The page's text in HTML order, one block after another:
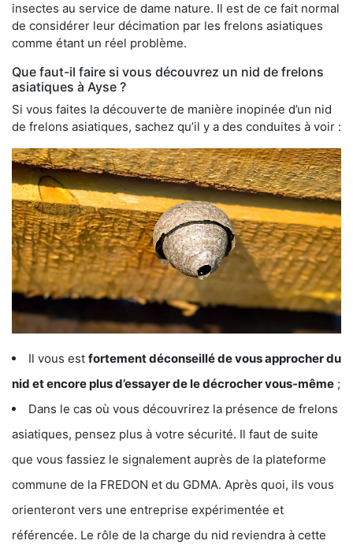
insectes au service de dame nature. Il est de ce fait normal
de considérer leur décimation par les frelons asiatiques
comme étant un réel problème.
Que faut-il faire si vous découvrez un nid de frelons
asiatiques à Ayse ?
Si vous faites la découverte de manière inopinée d’un nid
de frelons asiatiques, sachez qu’il y a des conduites à voir :
Il vous est fortement déconseillé de vous approcher du
nid et encore plus d’essayer de le décrocher vous-même ;
Dans le cas où vous découvrirez la présence de frelons
asiatiques, pensez plus à votre sécurité. Il faut de suite
que vous fassiez le signalement auprès de la plateforme
commune de la FREDON et du GDMA. Après quoi, ils vous
orienteront vers une entreprise expérimentée et
référencée. Le rôle de la charge du nid reviendra à cette